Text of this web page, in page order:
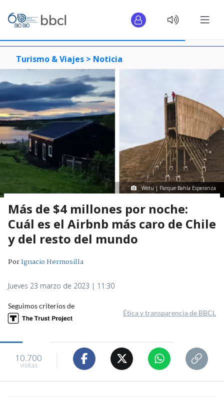
Turismo & Viajes > Noticia
Wetu | Parque Bahía Esperanza
Más de $4 millones por noche:
Cuál es el Airbnb más caro de Chile
y del resto del mundo
PorIgnacio Hermosilla
Jueves 23 marzo de 2023 | 11:30
Seguimos criterios de
Ética y transparencia de BBCL
10.700
visitas